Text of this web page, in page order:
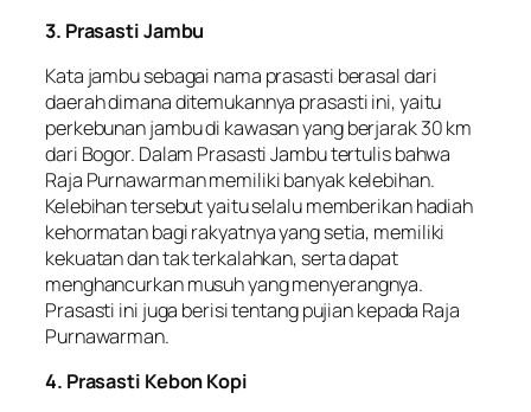
3. Prasasti Jambu
Kata jambu sebagai nama prasasti berasal dari
daerah dimana ditemukannya prasasti ini, yaitu
perkebunan jambu di kawasan yang berjarak 30 km
dari Bogor. Dalam Prasasti Jambu tertulis bahwa
Raja Purnawarman memiliki banyak kelebihan.
Kelebihan tersebut yaitu selalu memberikan hadiah
kehormatan bagi rakyatnya yang setia, memiliki
kekuatan dan tak terkalahkan, serta dapat
menghancurkan musuh yang menyerangnya.
Prasasti ini juga berisi tentang pujian kepada Raja
Purnawarman.
4. Prasasti Kebon Kopi